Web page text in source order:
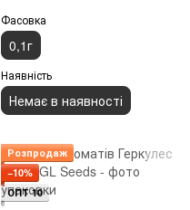
Фасовка
0,1г
Наявність
Немає в наявності
Розпродаж
−10%
ОПТ 10